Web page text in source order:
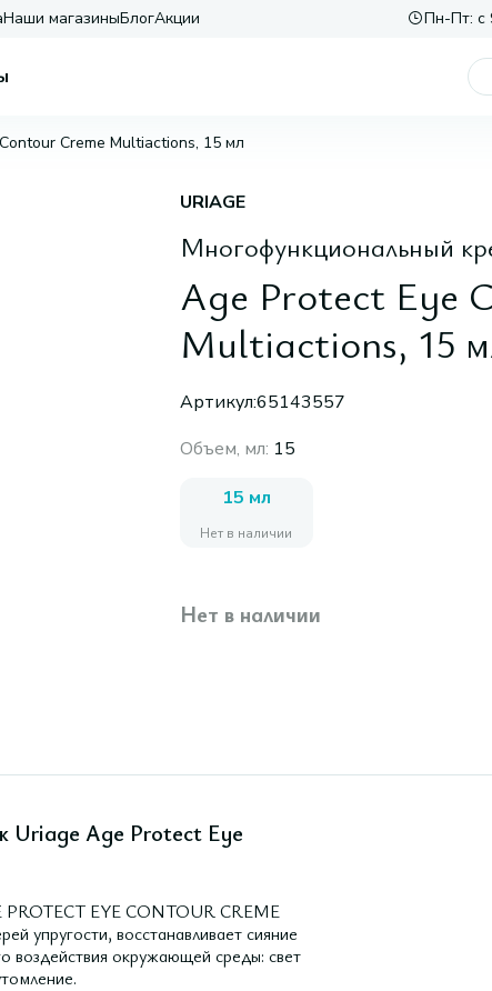
Наши магазиныБлогАкции Пн-Пт: с
Creme Multiactions, 15 мл
URIAGE
Многофункциональный
Age Protect Eye
Multiactions, 15
Артикул:65143557
Объем, мл: 15
15 мл
Нет в наличии
Нет в наличии
Uriage Age Protect Eye
PROTECT EYE CONTOUR CREME
упругости, восстанавливает сияние
воздействия окружающей среды: свет